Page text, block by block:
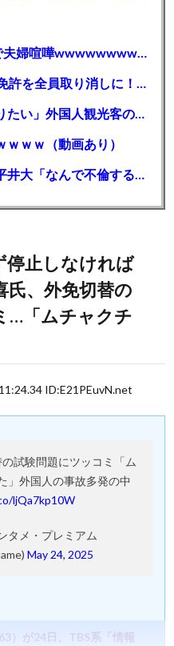
【悲報】論客米山隆一、Xで夫婦喧嘩wwwwwwwwwwww
【芸能】高橋真麻「80代で免許を全員取り消しに！」 高齢ドライバーの事故問題で、高齢者の運転免許取り消し法を提案
【🗻】「富士山きれいに撮りたい」外国人観光客のレンタカー事故が急増…「ハンドルが逆で慣れず」、道の狭さも
ｗｗ（動画あり）
シンガーソングライター・平井大「なんで不倫するか知ってる？妥協で結婚するからさ。」←浅すぎると大炎上
停止しなければ
氏、外免切替の
…「ムチャクチ
ID:E21PEuvN.net
試験問題にツッコミ「ム
」外国人の事故多発の中
ljQa7kp10W
タメ・プレミアム
May 24, 2025
）が24日、TBS系「情報